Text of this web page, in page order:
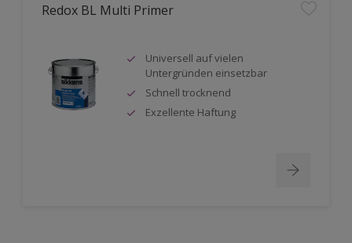
Redox BL Multi Primer
Universell auf vielen
Untergründen einsetzbar
Schnell trocknend
Exzellente Haftung